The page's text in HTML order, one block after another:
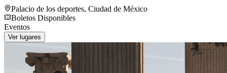
Palacio de los deportes, Ciudad de México
Boletos Disponibles
Eventos
Ver lugares